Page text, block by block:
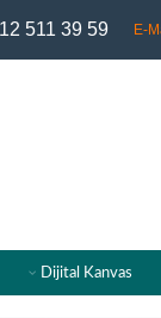
511 39 59 E-
Dijital Kanvas